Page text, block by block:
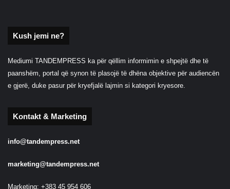
Kush jemi ne?
Mediumi TANDEMPRESS ka për qëllim informimin e shpejtë dhe të
paanshëm, portal që synon të plasojë të dhëna objektive për audiencën
e gjerë, duke pasur për kryefjalë lajmin si kategori kryesore.
Kontakt & Marketing
info@tandempress.net
marketing@tandempress.net
Marketing: +383 45 954 606